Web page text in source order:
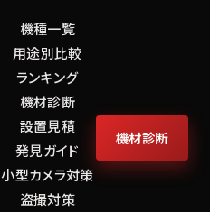
機種一覧
用途別比較
ランキング
機材診断
設置見積
発見ガイド
小型カメラ対策
盗撮対策
機材診断